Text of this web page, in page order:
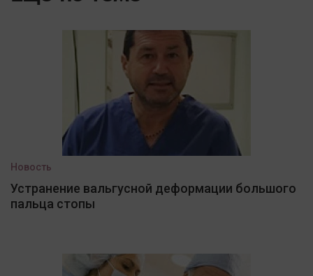
Новость
Устранение вальгусной деформации большого
пальца стопы